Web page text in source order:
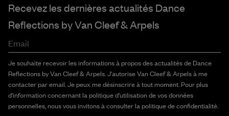
Recevez les dernières actualités Dance
Reflections byVan Cleef & Arpels
Email
Je souhaite recevoir les informations à propos des actualités de Dance
Reflections by Van Cleef & Arpels. J'autorise Van Cleef & Arpels à me
contacter par email. Je peux me désinscrire à tout moment. Pour plus
d'information concernant la politique d'utilisation de vos données
personnelles, nous vous invitons à consulter la politique de confidentialité.